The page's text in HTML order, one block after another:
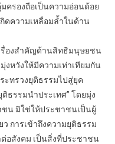
รองถือเป็นความอ่อนด้อย
ดความเหลื่อมล้ำในด้าน
รื่องสำคัญด้านสิทธิมนุษยชน
หวังให้มีความเท่าเทียมกัน
ะทรวงยุติธรรมไปสู่ยุค
ธรรมนำประเทศ” โดยมุ่ง
ชน มิใช่ให้ประชาชนเป็นผู้
ว การเข้าถึงความยุติธรรม
สังคม เป็นสิ่งที่ประชาชน